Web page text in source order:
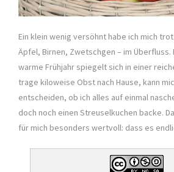
Ein klein wenig versöhnt habe ich mich
Äpfel, Birnen, Zwetschgen – im Überfluss.
warme Frühjahr spiegelt sich in einer
trage kiloweise Obst nach Hause, kann
entscheiden, ob ich alles auf einmal
doch noch einen Streuselkuchen backe.
für mich besonders wertvoll: dass es